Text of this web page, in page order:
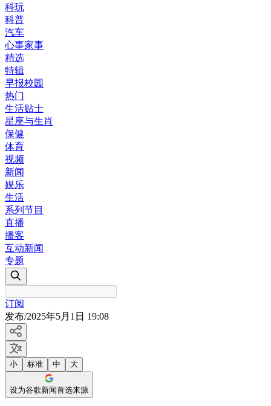
科玩
科普
汽车
心事家事
精选
特辑
早报校园
热门
生活贴士
星座与生肖
保健
体育
视频
新闻
娱乐
生活
系列节目
直播
播客
互动新闻
专题
订阅
发布/2025年5月1日 19:08
小 标准 中 大
设为谷歌新闻首选来源